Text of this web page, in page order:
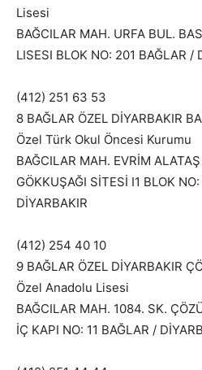
Lisesi
BAĞCILAR MAH. URFA BUL.
LISESI BLOK NO: 201 BAĞLAR /
(412) 251 63 53
8 BAĞLAR ÖZEL DİYARBAKIR
Özel Türk Okul Öncesi Kurumu
BAĞCILAR MAH. EVRİM
GÖKKUŞAĞI SİTESİ I1 BLOK
DİYARBAKIR
(412) 254 40 10
9 BAĞLAR ÖZEL DİYARBAKIR
Özel Anadolu Lisesi
BAĞCILAR MAH. 1084. SK.
İÇ KAPI NO: 11 BAĞLAR /